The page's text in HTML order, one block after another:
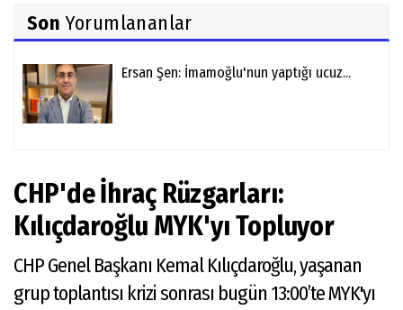
Son Yorumlananlar
Ersan Şen: İmamoğlu'nun yaptığı ucuz...
CHP'de İhraç Rüzgarları:
Kılıçdaroğlu MYK'yı Topluyor
CHP Genel Başkanı Kemal Kılıçdaroğlu, yaşanan
grup toplantısı krizi sonrası bugün 13:00’te MYK'yı